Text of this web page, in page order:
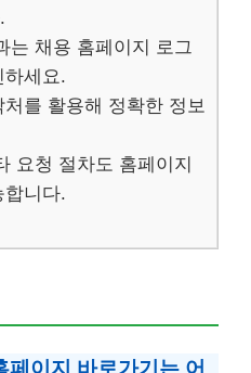
는 채용 홈페이지 로그
하세요.
를 활용해 정확한 정보
요청 절차도 홈페이지
합니다.
이지 바로가기는 어